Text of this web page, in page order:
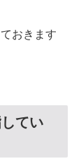
おきます
てい